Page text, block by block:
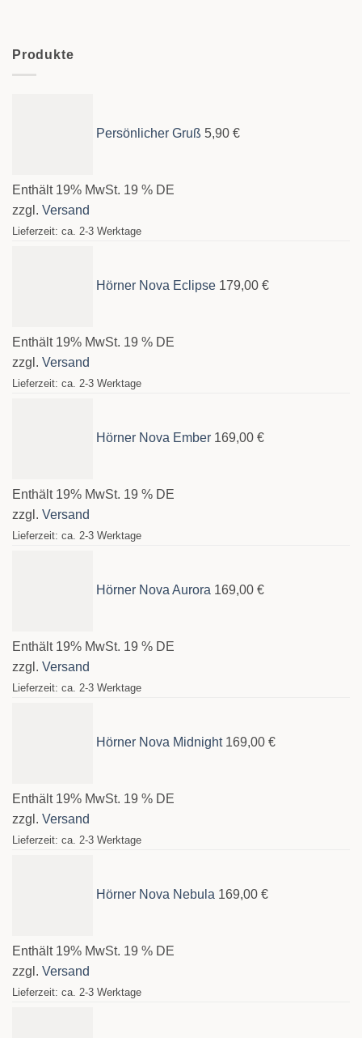
Produkte
Persönlicher Gruß 5,90 €
Enthält 19% MwSt. 19 % DE
zzgl. Versand
Lieferzeit: ca. 2-3 Werktage
Hörner Nova Eclipse 179,00 €
Enthält 19% MwSt. 19 % DE
zzgl. Versand
Lieferzeit: ca. 2-3 Werktage
Hörner Nova Ember 169,00 €
Enthält 19% MwSt. 19 % DE
zzgl. Versand
Lieferzeit: ca. 2-3 Werktage
Hörner Nova Aurora 169,00 €
Enthält 19% MwSt. 19 % DE
zzgl. Versand
Lieferzeit: ca. 2-3 Werktage
Hörner Nova Midnight 169,00 €
Enthält 19% MwSt. 19 % DE
zzgl. Versand
Lieferzeit: ca. 2-3 Werktage
Hörner Nova Nebula 169,00 €
Enthält 19% MwSt. 19 % DE
zzgl. Versand
Lieferzeit: ca. 2-3 Werktage